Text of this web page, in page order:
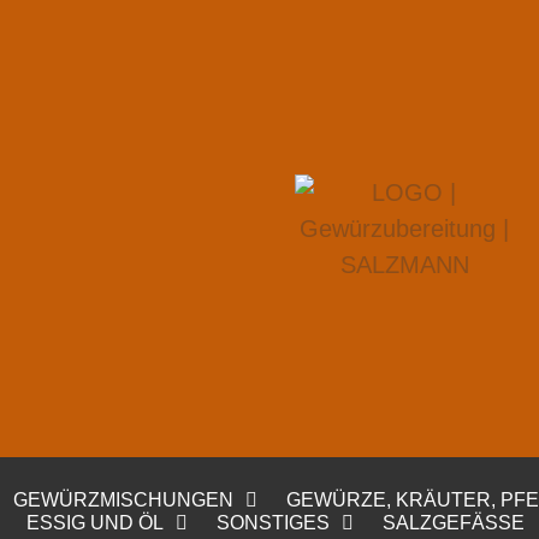
GEWÜRZMISCHUNGEN GEWÜRZE, KRÄUTER,
ESSIG UND ÖL
SONSTIGES SALZGEFÄSSE